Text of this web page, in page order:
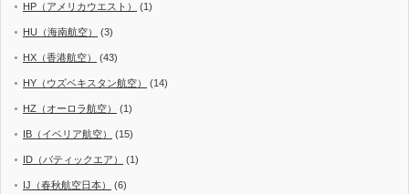
HP（アメリカウエスト） (1)
HU（海南航空） (3)
HX（香港航空） (43)
HY（ウズベキスタン航空） (14)
HZ（オーロラ航空） (1)
IB（イベリア航空） (15)
ID（バティックエア） (1)
IJ（春秋航空日本） (6)